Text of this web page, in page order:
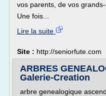
vos parents, de vos
Une fois...
Lire la suite
Site : http://seniorfute.com
ARBRES
Galerie-Creation
arbre genealogique